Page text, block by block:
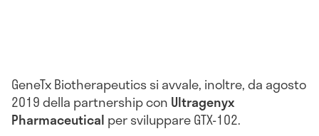
GeneTx Biotherapeutics si avvale, inoltre, da agosto
2019 della partnership con Ultragenyx
Pharmaceutical per sviluppare GTX-102.